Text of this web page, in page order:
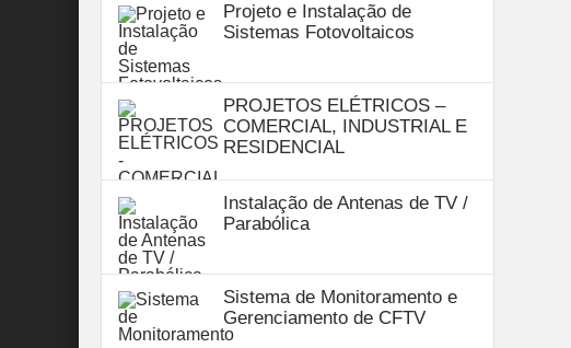
Projeto e Instalação de
Sistemas Fotovoltaicos
PROJETOS ELÉTRICOS –
COMERCIAL, INDUSTRIAL E
RESIDENCIAL
Instalação de Antenas de TV /
Parabólica
Sistema de Monitoramento e
Gerenciamento de CFTV